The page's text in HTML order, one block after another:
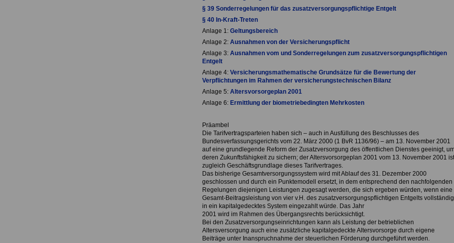
§ 39 Sonderregelungen für das zusatzversorgungspflichtige Entgelt
§ 40 In-Kraft-Treten
Anlage 1: Geltungsbereich
Anlage 2: Ausnahmen von der Versicherungspflicht
Anlage 3: Ausnahmen vom und Sonderregelungen zum zusatzversorgungspflichtigen
Entgelt
Anlage 4: Versicherungsmathematische Grundsätze für die Bewertung der
Verpflichtungen im Rahmen der versicherungstechnischen Bilanz
Anlage 5: Altersvorsorgeplan 2001
Anlage 6: Ermittlung der biometriebedingten Mehrkosten
Präambel
Die Tarifvertragsparteien haben sich – auch in Ausfüllung des Beschlusses des
Bundesverfassungsgerichts vom 22. März 2000 (1 BvR 1136/96) – am 13. November 2001
auf eine grundlegende Reform der Zusatzversorgung des öffentlichen Dienstes geeinigt,
deren Zukunftsfähigkeit zu sichern; der Altersvorsorgeplan 2001 vom 13. November 2001 ist
zugleich Geschäftsgrundlage dieses Tarifvertrages.
Das bisherige Gesamtversorgungssystem wird mit Ablauf des 31. Dezember 2000
geschlossen und durch ein Punktemodell ersetzt, in dem entsprechend den nachfolgenden
Regelungen diejenigen Leistungen zugesagt werden, die sich ergeben würden, wenn eine
Gesamt-Beitragsleistung von vier v.H. des zusatzversorgungspflichtigen Entgelts vollständig
in ein kapitalgedecktes System eingezahlt würde. Das Jahr
2001 wird im Rahmen des Übergangsrechts berücksichtigt.
Bei den Zusatzversorgungseinrichtungen kann als Leistung der betrieblichen
Altersversorgung auch eine zusätzliche kapitalgedeckte Altersvorsorge durch eigene
Beiträge unter Inanspruchnahme der steuerlichen Förderung durchgeführt werden.